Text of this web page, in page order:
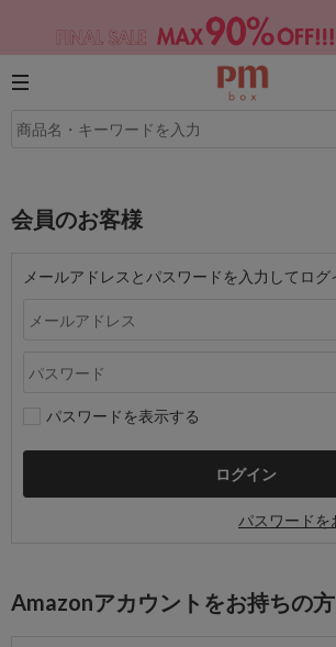
会員のお客様
メールアドレスとパスワードを入力してログ
パスワードを表示する
パスワードを
Amazonアカウントをお持ちの方